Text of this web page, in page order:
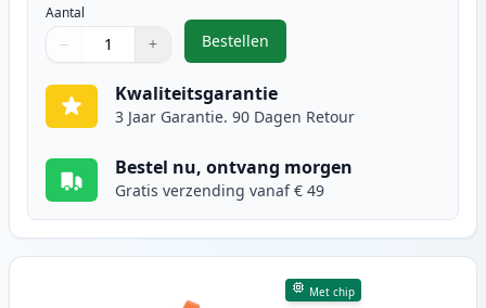
Aantal
Gebruik de knoppen om aan te passen
− +
1
Bestellen
,8 stuks Canon PGI-35 & CLI-36
Kwaliteitsgarantie
3 Jaar Garantie. 90 Dagen Retour
Bestel nu, ontvang morgen
Gratis verzending vanaf € 49
Met chip